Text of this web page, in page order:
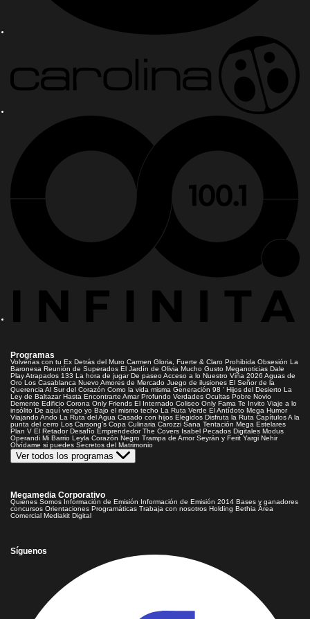
Programas
Volverías con tu Ex Detrás del Muro Carmen Gloria, Fuerte & Claro Prohibida Obsesión La
Baronesa Reunión de Superados El Jardín de Olivia Mucho Gusto Meganoticias Dale
PlayAtrapados 133 La hora de jugar De paseoAcceso a lo Nuestro Viña 2026 Aguas de
Oro Los Casablanca Nuevo Amores de Mercado Juego de ilusiones El Señor de la
Querencia Al Sur del Corazón Como la vida misma Generación 98 ' Hijos del Desierto La
Ley de Baltazar Hasta Encontrarte Amar Profundo Verdades Ocultas Pobre Novio
Demente Edificio Corona Only Friends El Internado Coliseo Only Fama Te Invito Viaje a lo
insólito De aquí vengo yo Bajo el mismo techo La Ruta Verde El Antídoto Mega Humor
Viajando Ando La Ruta del Agua Casado con hijos Elegidos Disfruta la Ruta CapítulosA la
punta del cerro Los Carsong's Copa Culinaria Carozzi Sana Tentación Mega Estelares
Plan V El Retador Desafío Emprendedor The Covers Isabel Pecados Digitales Modus
Operandi Mi Barrio Leyla Corazón Negro Trampa de Amor Seyrán y Ferit Yargi Nehir
Olvídame si puedes Secretos del Matrimonio
Ver todos los programas
Megamedia Corporativo
Quienes Somos Información de Emisión Información de Emisión 2014 Bases y ganadores
concursos Orientaciones Programáticas Trabaja con nosotros Holding Bethia Área
Comercial Mediakit Digital
Síguenos